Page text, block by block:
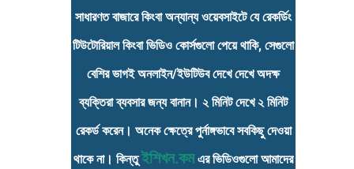
সাধারণত বাজারে কিংবা অন্যান্য ওয়েবসাইটে যে রেকর্ডিং
টিউটোরিয়াল কিংবা ভিডিও কোর্সগুলো পেয়ে থাকি, সেগুলো
বেশির ভাগই অনলাইন/ইউটিউব দেখে দেখে অদক্ষ
ব্যক্তিরা ব্যবসার জন্য বানান। ২ মিনিট দেখে ২ মিনিট
রেকর্ড করেন। অনেক ক্ষেত্রে পুর্নাঙ্গভাবে সবকিছু দেওয়া
থাকে না। কিন্তুইশিখন.কমএর ভিডিওগুলো আমাদের